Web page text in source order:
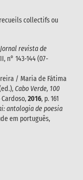
collectifs ou
revista de
n° 143-144 (07-
/ Maria de Fátima
Cabo Verde, 100
2016, p. 161
antologia de poesia
em português,